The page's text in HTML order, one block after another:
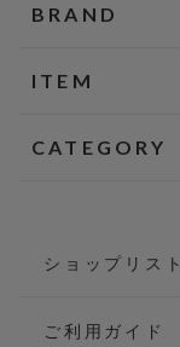
BRAND
ITEM
CATEGORY
ショップリスト
ご利用ガイド